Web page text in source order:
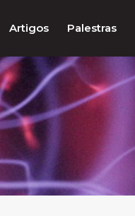
Artigos Palestras